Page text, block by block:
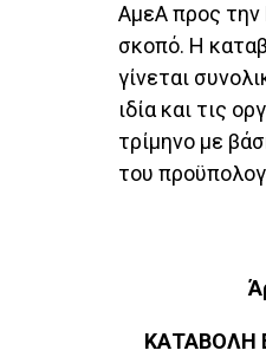
ΑμεΑ προς την
σκοπό. Η
γίνεται
ιδία και τις
τρίμηνο με
του
ΚΑΤΑΒΟΛΗ